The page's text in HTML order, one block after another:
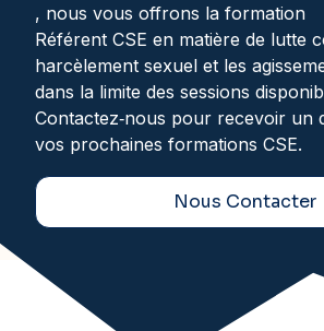
, nous vous offrons la formation
Référent CSE en matière de lutte
harcèlement sexuel et les
dans la limite des sessions
Contactez‑nous pour recevoir un
vos prochaines formations CSE.
Nous Contacter